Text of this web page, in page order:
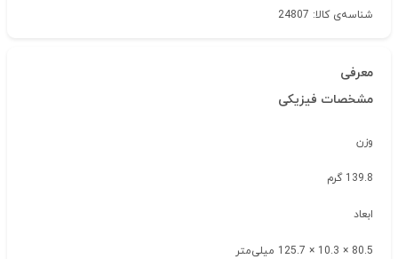
شناسه‌ی کالا: 24807
معرفی
مشخصات فیزیکی
وزن
139.8 گرم
ابعاد
80.5 × 10.3 × 125.7 میلی‌متر